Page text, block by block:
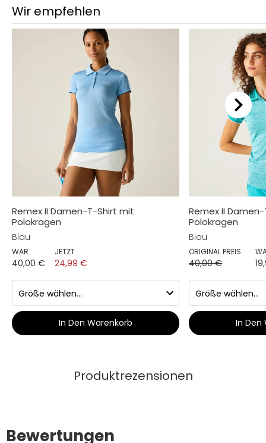
Wir empfehlen
Remex II Damen-T-Shirt mit
Polokragen
Blau
WAR
40,00 €
JETZT
24,99 €
In Den Warenkorb
Remex II
Polokragen
Blau
ORIGINAL PREIS
40,00 €
In Den
Produktrezensionen